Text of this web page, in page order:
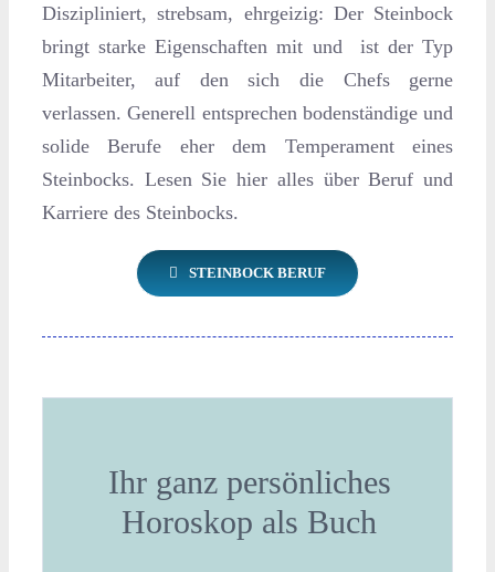
Diszipliniert, strebsam, ehrgeizig: Der Steinbock
bringt starke Eigenschaften mit und ist der Typ
Mitarbeiter, auf den sich die Chefs gerne
verlassen. Generell entsprechen bodenständige und
solide Berufe eher dem Temperament eines
Steinbocks. Lesen Sie hier alles über Beruf und
Karriere des Steinbocks.
STEINBOCK BERUF
Ihr ganz persönliches
Horoskop als Buch